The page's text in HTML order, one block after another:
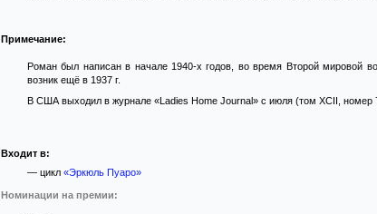
Примечание:
Роман был написан в начале 1940-х годов, во время Второй мировой
возник ещё в 1937 г.
В США выходил в журнале «Ladies Home Journal» c июля (том XCII, номер
Входит в:
— цикл «Эркюль Пуаро»
Номинации на премии: